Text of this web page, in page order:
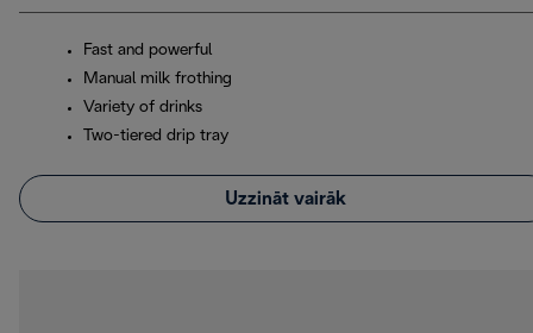
Fast and powerful
Manual milk frothing
Variety of drinks
Two-tiered drip tray
Uzzināt vairāk